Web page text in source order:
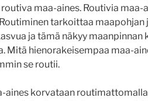
maa-aines. Routivia maa-
tarkoittaa
ja tämä näkyy maanpinnan
Mitä hienorakeisempaa maa-
se routii.
aines korvataan